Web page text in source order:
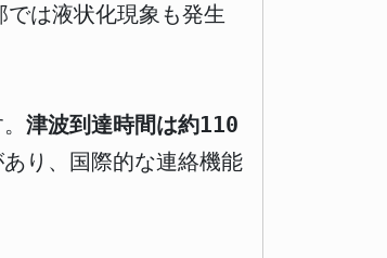
は液状化現象も発生
津波到達時間は約110
り、国際的な連絡機能